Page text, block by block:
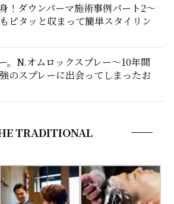
！ダウンパーマ施術事例パート2〜
ピタッと収まって簡単スタイリン
。N.オムロックスプレー〜10年間
のスプレーに出会ってしまったお
TRADITIONAL